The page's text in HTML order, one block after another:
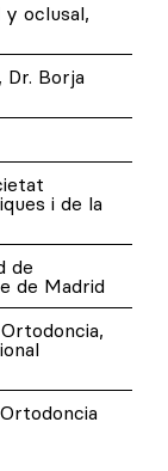
oclusal,
Dr. Borja
i de la
de
de Madrid